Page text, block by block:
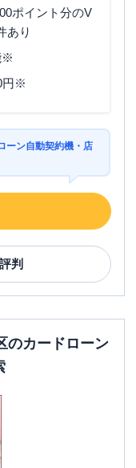
ポイント分のV
あり
※
円※
ーン自動契約機・店
判
のカードローン